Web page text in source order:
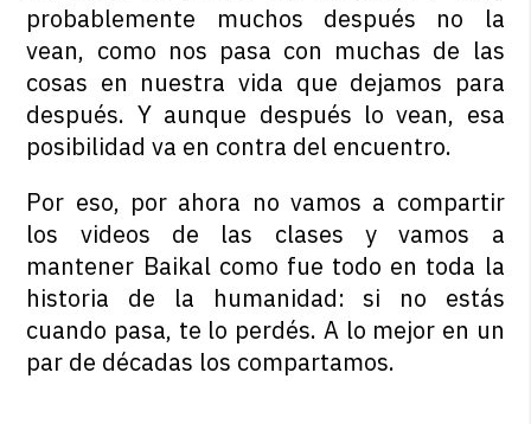
probablemente muchos después no la
vean, como nos pasa con muchas de las
cosas en nuestra vida que dejamos para
después. Y aunque después lo vean, esa
posibilidad va en contra del encuentro.
Por eso, por ahora no vamos a compartir
los videos de las clases y vamos a
mantener Baikal como fue todo en toda la
historia de la humanidad: si no estás
cuando pasa, te lo perdés. A lo mejor en un
par de décadas los compartamos.